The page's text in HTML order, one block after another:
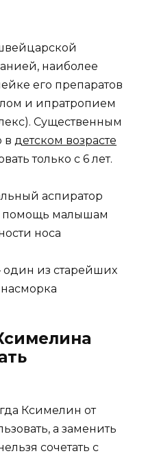
наиболее
его препаратов
и ипратропием
Существенным
в детском возрасте
только с 6 лет.
аспиратор
помощь малышам
носа
из старейших
Ксимелин от
а заменить
сочетать с